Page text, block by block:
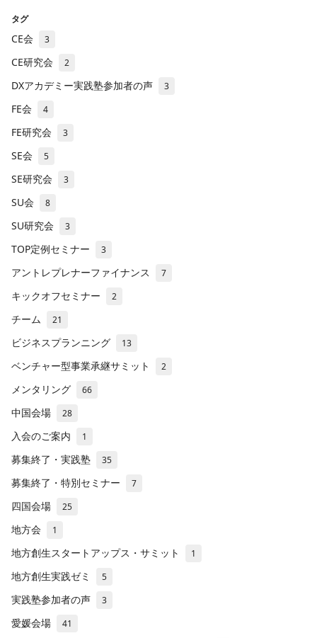
タグ
CE会 3
CE研究会 2
DXアカデミー実践塾参加者の声 3
FE会 4
FE研究会 3
SE会 5
SE研究会 3
SU会 8
SU研究会 3
TOP定例セミナー 3
アントレプレナーファイナンス 7
キックオフセミナー 2
チーム 21
ビジネスプランニング 13
ベンチャー型事業承継サミット 2
メンタリング 66
中国会場 28
入会のご案内 1
募集終了・実践塾 35
募集終了・特別セミナー 7
四国会場 25
地方会 1
地方創生スタートアップス・サミット 1
地方創生実践ゼミ 5
実践塾参加者の声 3
愛媛会場 41